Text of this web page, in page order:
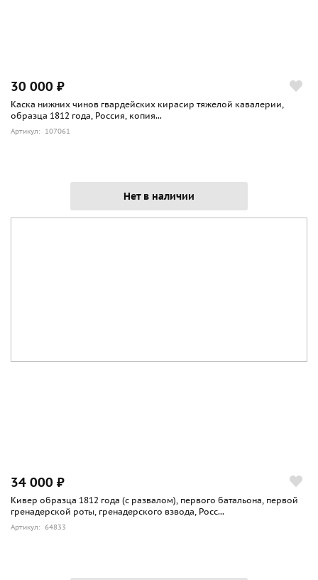
30 000 ₽
Каска нижних чинов гвардейских кирасир тяжелой кавалерии,
образца 1812 года, Россия, копия...
Артикул: 107061
Нет в наличии
34 000 ₽
Кивер образца 1812 года (с развалом), первого батальона, первой
гренадерской роты, гренадерского взвода, Росс...
Артикул: 64833